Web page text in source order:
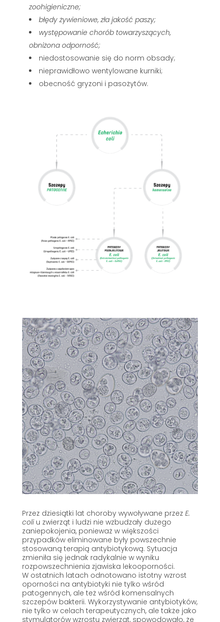
zoohigieniczne;
błędy żywieniowe, zła jakość paszy;
występowanie chorób towarzyszących,
obniżona odporność;
niedostosowanie się do norm obsady;
nieprawidłowo wentylowane kurniki;
obecność gryzoni i pasożytów.
Przez dziesiątki lat choroby wywoływane przez E.
coli u zwierząt i ludzi nie wzbudzały dużego
zaniepokojenia, ponieważ w większości
przypadków eliminowane były powszechnie
stosowaną terapią antybiotykową. Sytuacja
zmieniła się jednak radykalnie w wyniku
rozpowszechnienia zjawiska lekooporności.
W ostatnich latach odnotowano istotny wzrost
oporności na antybiotyki nie tylko wśród
patogennych, ale też wśród komensalnych
szczepów bakterii. Wykorzystywanie antybiotyków,
nie tylko w celach terapeutycznych, ale także jako
stymulatorów wzrostu zwierząt, spowodowało, że